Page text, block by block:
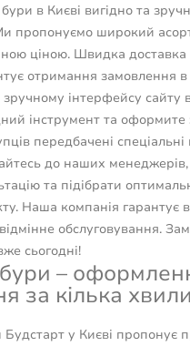
в Києві вигідно та
пропонуємо широкий
ціною. Швидка доставка
отримання замовлення
інтерфейсу сайту
інструмент та
передбачені спеціальні
до наших
та підібрати
Наша компанія гарантує
обслуговування.
сьогодні!
–
за кілька
Будстарт у Києві пропонує